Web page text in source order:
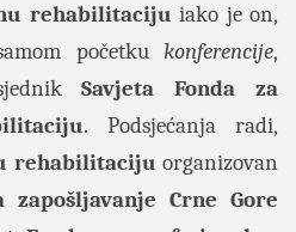
rehabilitaciju iako je on,
početku konferencije,
Savjeta Fonda za
. Podsjećanja radi,
rehabilitaciju organizovan
zapošljavanje Crne Gore